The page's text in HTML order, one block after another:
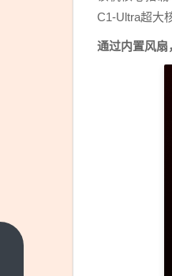
C1-Ultra超大
通过内置风扇